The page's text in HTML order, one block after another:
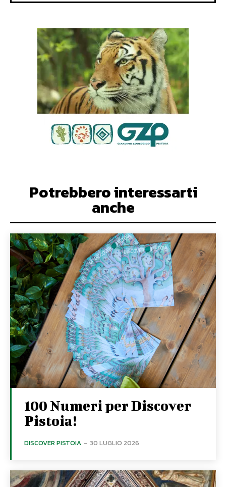
Potrebbero interessarti
anche
100 Numeri per Discover
Pistoia!
DISCOVER PISTOIA - 30 LUGLIO 2026